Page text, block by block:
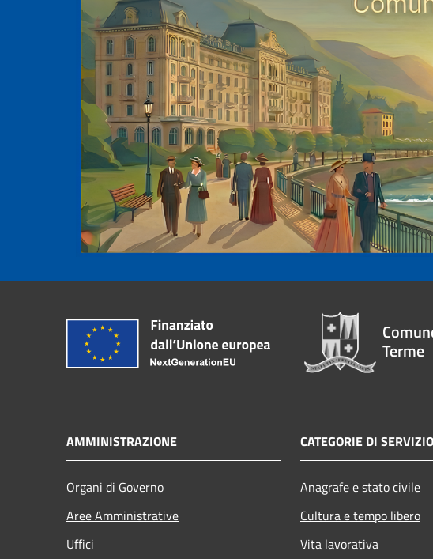
Terme
AMMINISTRAZIONE
Organi di Governo
Aree Amministrative
Uffici
CATEGORIE DI SERVIZIO
Anagrafe e stato civile
Cultura e tempo libero
Vita lavorativa